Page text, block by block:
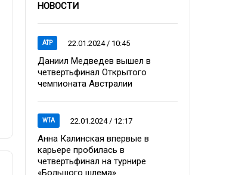
НОВОСТИ
ATP 22.01.2024 / 10:45
Даниил Медведев вышел в
четвертьфинал Открытого
чемпионата Австралии
WTA 22.01.2024 / 12:17
Анна Калинская впервые в
карьере пробилась в
четвертьфинал на турнире
«Большого шлема»